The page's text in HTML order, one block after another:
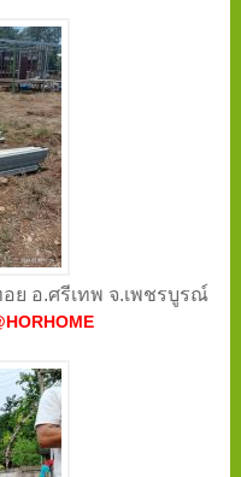
ย อ.ศรีเทพ จ.เพชรบูรณ์